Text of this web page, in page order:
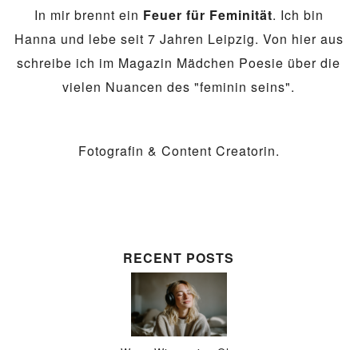
In mir brennt ein Feuer für Feminität. Ich bin
Hanna und lebe seit 7 Jahren Leipzig. Von hier aus
schreibe ich im Magazin Mädchen Poesie über die
vielen Nuancen des "feminin seins".
Fotografin & Content Creatorin.
RECENT POSTS